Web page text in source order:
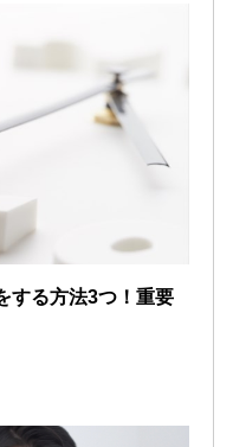
する方法3つ！重要